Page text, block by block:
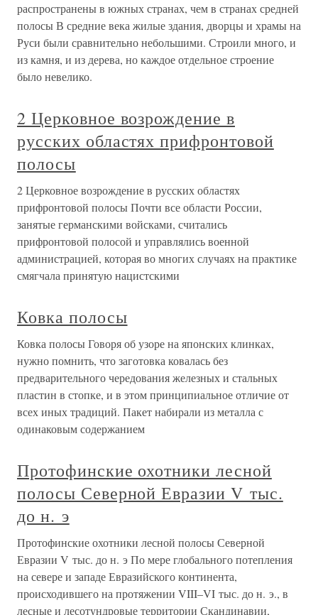
распространены в южных странах, чем в странах средней
полосы В средние века жилые здания, дворцы и храмы на
Руси были сравнительно небольшими. Строили много, и
из камня, и из дерева, но каждое отдельное строение
было невелико.
2 Церковное возрождение в
русских областях прифронтовой
полосы
2 Церковное возрождение в русских областях
прифронтовой полосы Почти все области России,
занятые германскими войсками, считались
прифронтовой полосой и управлялись военной
администрацией, которая во многих случаях на практике
смягчала принятую нацистскими
Ковка полосы
Ковка полосы Говоря об узоре на японских клинках,
нужно помнить, что заготовка ковалась без
предварительного чередования железных и стальных
пластин в стопке, и в этом принципиальное отличие от
всех иных традиций. Пакет набирали из металла с
одинаковым содержанием
Протофинские охотники лесной
полосы Северной Евразии V тыс.
до н. э
Протофинские охотники лесной полосы Северной
Евразии V тыс. до н. э По мере глобального потепления
на севере и западе Евразийского континента,
происходившего на протяжении VIII–VI тыс. до н. э., в
лесные и лесотундровые территории Скандинавии,